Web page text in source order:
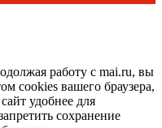
работу с mai.ru, вы
cookies вашего браузера,
удобнее для
сохранение